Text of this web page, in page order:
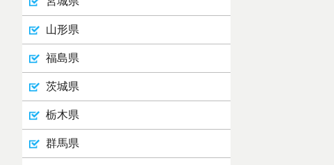
山形県
福島県
茨城県
栃木県
群馬県